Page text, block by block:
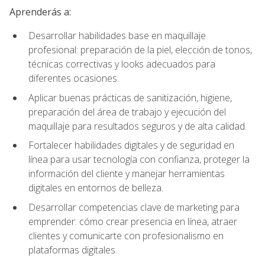
Aprenderás a:
Desarrollar habilidades base en maquillaje
profesional: preparación de la piel, elección de tonos,
técnicas correctivas y looks adecuados para
diferentes ocasiones.
Aplicar buenas prácticas de sanitización, higiene,
preparación del área de trabajo y ejecución del
maquillaje para resultados seguros y de alta calidad.
Fortalecer habilidades digitales y de seguridad en
línea para usar tecnología con confianza, proteger la
información del cliente y manejar herramientas
digitales en entornos de belleza.
Desarrollar competencias clave de marketing para
emprender: cómo crear presencia en línea, atraer
clientes y comunicarte con profesionalismo en
plataformas digitales.